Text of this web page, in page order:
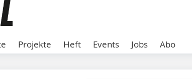
Projekte Heft Events Jobs Abo